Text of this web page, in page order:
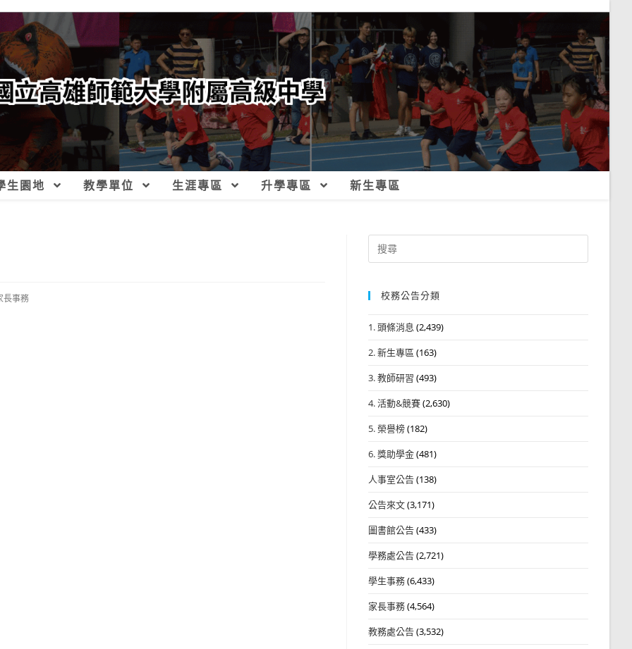
生園地 教學單位 生涯專區 升學專區 新生專區
長事務
Search
for:
校務公告分類
1. 頭條消息 (2,439)
2. 新生專區 (163)
3. 教師研習 (493)
4. 活動&競賽(2,630)
5. 榮譽榜(182)
6. 獎助學金(481)
人事室公告(138)
公告來文(3,171)
圖書館公告(433)
學務處公告(2,721)
學生事務(6,433)
家長事務(4,564)
教務處公告(3,532)